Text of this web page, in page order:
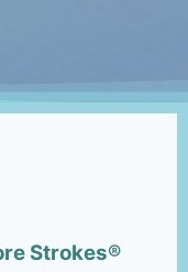
Strokes®